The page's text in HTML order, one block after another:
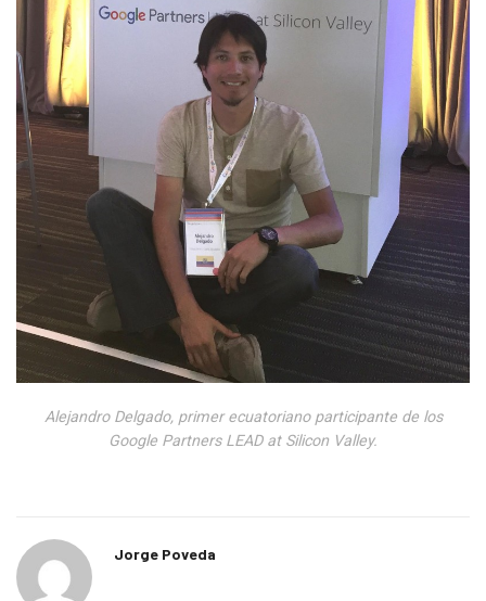
Alejandro Delgado, primer ecuatoriano participante de los
Google Partners LEAD at Silicon Valley.
Jorge Poveda